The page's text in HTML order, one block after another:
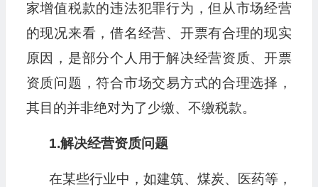
家增值税款的违法犯罪行为，但从市场经营
的现况来看，借名经营、开票有合理的现实
原因，是部分个人用于解决经营资质、开票
资质问题，符合市场交易方式的合理选择，
其目的并非绝对为了少缴、不缴税款。
1.解决经营资质问题
在某些行业中，如建筑、煤炭、医药等，